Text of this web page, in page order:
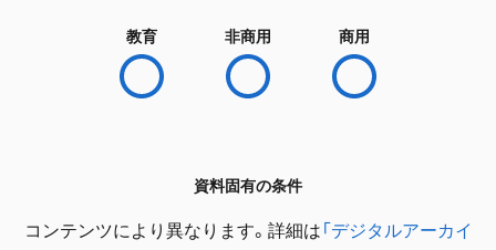
教育 非商用 商用
資料固有の条件
コンテンツにより異なります。詳細は 「デジタルアーカイ